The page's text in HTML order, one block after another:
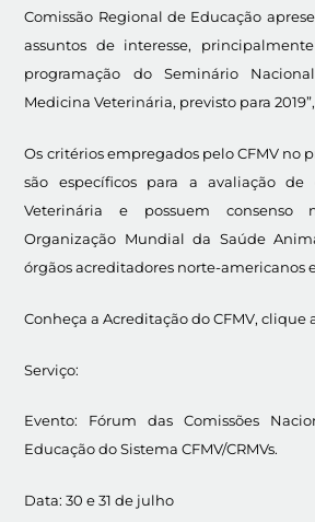
Comissão Regional de Educação
assuntos de interesse,
programação do Seminário
Medicina Veterinária, previsto para
Os critérios empregados pelo CFMV no
são específicos para a avaliação de
Veterinária e possuem consenso
Organização Mundial da Saúde
órgãos acreditadores norte-americanos
Conheça a Acreditação do CFMV, clique
Serviço:
Evento: Fórum das Comissões
Educação do Sistema CFMV/CRMVs.
Data: 30 e 31 de julho